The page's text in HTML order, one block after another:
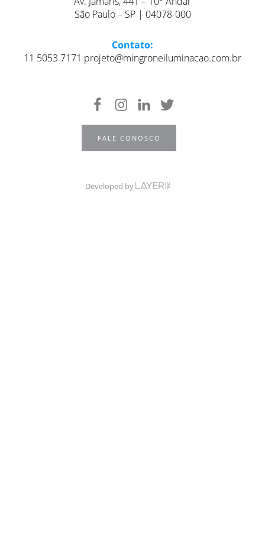
São Paulo – SP | 04078-000
Contato:
11 5053 7171 projeto@mingroneiluminacao.com.br
FALE CONOSCO
Developed by